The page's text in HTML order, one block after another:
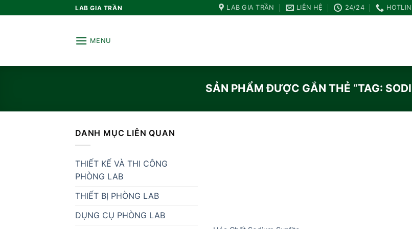
qua
LAB GIA TRẦN LAB GIA TRẦN LIÊN HỆ 24/24
MENU
SẢN PHẨM ĐƯỢC GẮN THẺ “TAG:
DANH MỤC LIÊN QUAN
THIẾT KẾ VÀ THI CÔNG
PHÒNG LAB
THIẾT BỊ PHÒNG LAB
DỤNG CỤ PHÒNG LAB